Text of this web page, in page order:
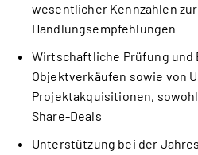
wesentlicher Kennzahlen
Handlungsempfehlungen
Wirtschaftliche Prüfung und
Objektverkäufen sowie von
Projektakquisitionen,
Share-Deals
Unterstützung bei der